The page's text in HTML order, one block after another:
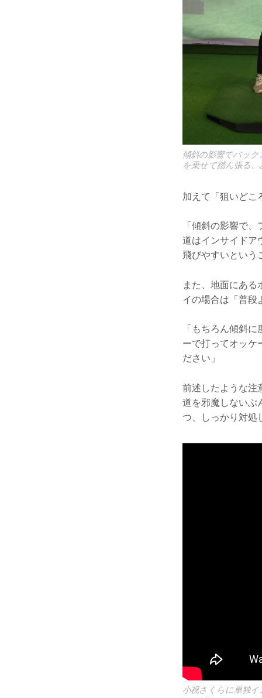
傾斜の影響でバッ
を乗せて踏ん張る
加えて「狙いどこ
「傾斜の影響で
道はインサイドア
飛びやすいという
また、地面にあ
イの場合は「普段
「もちろん傾斜
ーで打ってオッケ
ださい」
前述したような注
道を邪魔しないぶ
つ、しっかり対処
小祝さくらに単独